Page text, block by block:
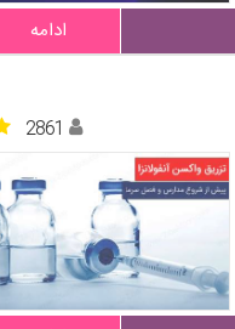
ادامه
2861